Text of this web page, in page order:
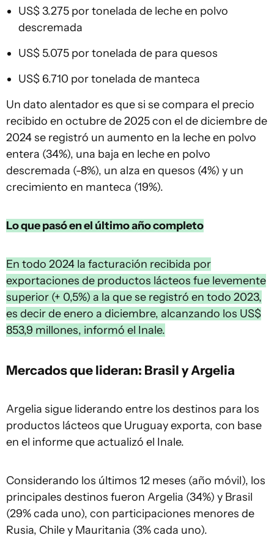
US$ 3.275 por tonelada de leche en polvo
descremada
US$ 5.075 por tonelada de para quesos
US$ 6.710 por tonelada de manteca
Un dato alentador es que si se compara el precio
recibido en octubre de 2025 con el de diciembre de
2024 se registró un aumento en la leche en polvo
entera (34%), una baja en leche en polvo
descremada (-8%), un alza en quesos (4%) y un
crecimiento en manteca (19%).
Lo que pasó en el último año completo
En todo 2024 la facturación recibida por
exportaciones de productos lácteos fue levemente
superior (+ 0,5%) a la que se registró en todo 2023,
es decir de enero a diciembre, alcanzando los US$
853,9 millones, informó el Inale.
Mercados que lideran: Brasil y Argelia
Argelia sigue liderando entre los destinos para los
productos lácteos que Uruguay exporta, con base
en el informe que actualizó el Inale.
Considerando los últimos 12 meses (año móvil), los
principales destinos fueron Argelia (34%) y Brasil
(29% cada uno), con participaciones menores de
Rusia, Chile y Mauritania (3% cada uno).